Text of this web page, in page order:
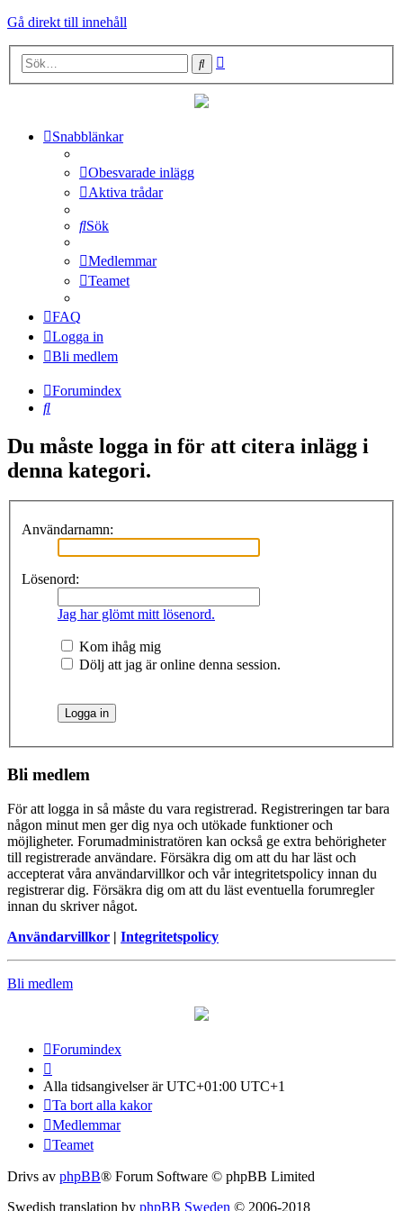
Gå direkt till innehåll
Sök
Snabblänkar
Obesvarade inlägg
Aktiva trådar
Sök
Medlemmar
Teamet
FAQ
Logga in
Bli medlem
Forumindex
Sök
Du måste logga in för att citera inlägg i
denna kategori.
Användarnamn:
Lösenord:
Jag har glömt mitt lösenord.
Kom ihåg mig
Dölj att jag är online denna session.
Bli medlem
För att logga in så måste du vara registrerad. Registreringen tar bara
någon minut men ger dig nya och utökade funktioner och
möjligheter. Forumadministratören kan också ge extra behörigheter
till registrerade användare. Försäkra dig om att du har läst och
accepterat våra användarvillkor och vår integritetspolicy innan du
registrerar dig. Försäkra dig om att du läst eventuella forumregler
innan du skriver något.
Användarvillkor | Integritetspolicy
Bli medlem
Forumindex
Alla tidsangivelser är UTC+01:00 UTC+1
Ta bort alla kakor
Medlemmar
Teamet
Drivs av phpBB® Forum Software © phpBB Limited
Swedish translation by phpBB Sweden © 2006-2018